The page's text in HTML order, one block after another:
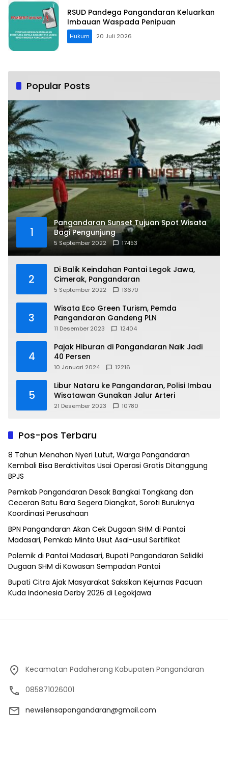
RSUD Pandega Pangandaran Keluarkan
Imbauan Waspada Penipuan
Hukum 20 Juli 2026
Popular Posts
1
Pangandaran Sunset Tujuan Spot Wisata
Bagi Pengunjung
5 September 2022 17453
2
Di Balik Keindahan Pantai Legok Jawa,
Cimerak, Pangandaran
5 September 2022 13670
3
Wisata Eco Green Turism, Pemda
Pangandaran Gandeng PLN
11 Desember 2023 12404
4
Pajak Hiburan di Pangandaran Naik Jadi
40 Persen
10 Januari 2024 12216
5
Libur Nataru ke Pangandaran, Polisi Imbau
Wisatawan Gunakan Jalur Arteri
21 Desember 2023 10780
Pos-pos Terbaru
8 Tahun Menahan Nyeri Lutut, Warga Pangandaran
Kembali Bisa Beraktivitas Usai Operasi Gratis Ditanggung
BPJS
Pemkab Pangandaran Desak Bangkai Tongkang dan
Ceceran Batu Bara Segera Diangkat, Soroti Buruknya
Koordinasi Perusahaan
BPN Pangandaran Akan Cek Dugaan SHM di Pantai
Madasari, Pemkab Minta Usut Asal-usul Sertifikat
Polemik di Pantai Madasari, Bupati Pangandaran Selidiki
Dugaan SHM di Kawasan Sempadan Pantai
Bupati Citra Ajak Masyarakat Saksikan Kejurnas Pacuan
Kuda Indonesia Derby 2026 di Legokjawa
Kecamatan Padaherang Kabupaten Pangandaran
085871026001
newslensapangandaran@gmail.com